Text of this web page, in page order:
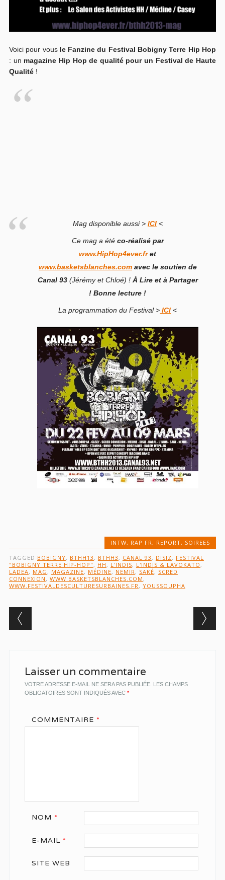
Voici pour vous le Fanzine du Festival Bobigny Terre Hip Hop
: un magazine Hip Hop de qualité pour un Festival de Haute
Qualité!
Mag disponible aussi > ICI<
Ce mag a été co-réalisé par
www.HipHop4ever.fret
www.basketsblanches.comavec le soutien de
Canal 93(Jérémy et Chloé) ! À Lire et à Partager
! Bonne lecture !
La programmation du Festival > ICI <
INTW, RAP FR, REPORT, SOIREES
TAGGED BOBIGNY, BTHH13 , BTHH3 , CANAL 93 , DISIZ, FESTIVAL
"BOBIGNY TERRE HIP-HOP" , HH , L'INDIS, L'INDIS & LAVOKATO ,
LADEA, MAG , MAGAZINE, MÉDINE, NEMIR, SAKÉ, SCRED
CONNEXION , WWW.BASKETSBLANCHES.COM ,
WWW.FESTIVALDESCULTURESURBAINES.FR, YOUSSOUPHA
Post navigation
Laisser un commentaire
VOTRE ADRESSE E-MAIL NE SERA PAS PUBLIÉE.
LES CHAMPS
OBLIGATOIRES SONT INDIQUÉS AVEC *
COMMENTAIRE *
NOM *
E-MAIL *
SITE WEB